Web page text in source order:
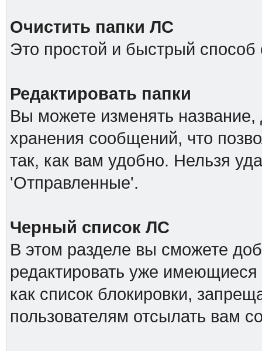
Очистить папки ЛС
Это простой и быстрый способ
Редактировать папки
Вы можете изменять название,
хранения сообщений, что
так, как вам удобно. Нельзя
'Отправленные'.
Черный список ЛС
В этом разделе вы сможете
редактировать уже имеющиеся
как список блокировки,
пользователям отсылать вам